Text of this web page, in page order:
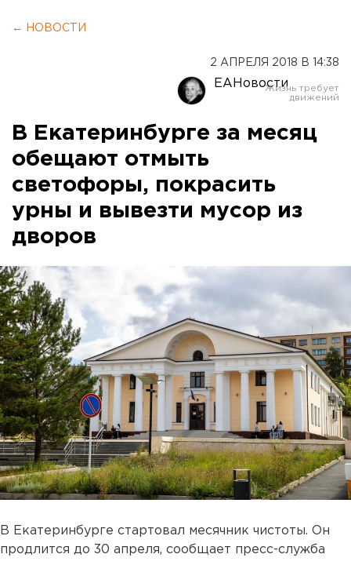
← НОВОСТИ
2 АПРЕЛЯ 2018 В 14:38
ЕАНовости
В Екатеринбурге за месяц
обещают отмыть
светофоры, покрасить
урны и вывезти мусор из
дворов
В Екатеринбурге стартовал месячник чистоты. Он
продлится до 30 апреля, сообщает пресс-служба